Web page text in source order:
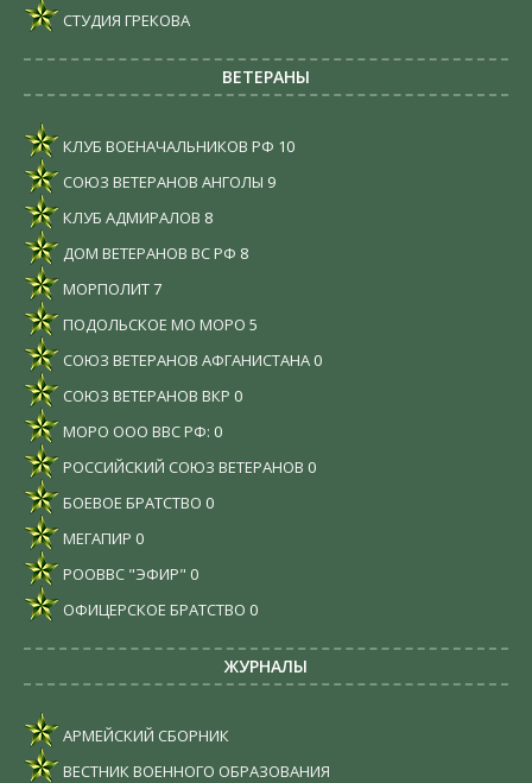
СТУДИЯ ГРЕКОВА
ВЕТЕРАНЫ
КЛУБ ВОЕНАЧАЛЬНИКОВ РФ 10
СОЮЗ ВЕТЕРАНОВ АНГОЛЫ 9
КЛУБ АДМИРАЛОВ 8
ДОМ ВЕТЕРАНОВ ВС РФ 8
МОРПОЛИТ7
ПОДОЛЬСКОЕ МО МОРО 5
СОЮЗ ВЕТЕРАНОВ АФГАНИСТАНА 0
СОЮЗ ВЕТЕРАНОВ ВКР 0
МОРО ООО ВВС РФ: 0
РОССИЙСКИЙ СОЮЗ ВЕТЕРАНОВ 0
БОЕВОЕ БРАТСТВО 0
МЕГАПИР 0
РООВВС "ЭФИР" 0
ОФИЦЕРСКОЕ БРАТСТВО 0
ЖУРНАЛЫ
АРМЕЙСКИЙ СБОРНИК
ВЕСТНИК ВОЕННОГО ОБРАЗОВАНИЯ